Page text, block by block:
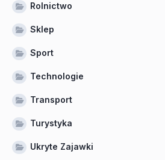
Rolnictwo
Sklep
Sport
Technologie
Transport
Turystyka
Ukryte Zajawki